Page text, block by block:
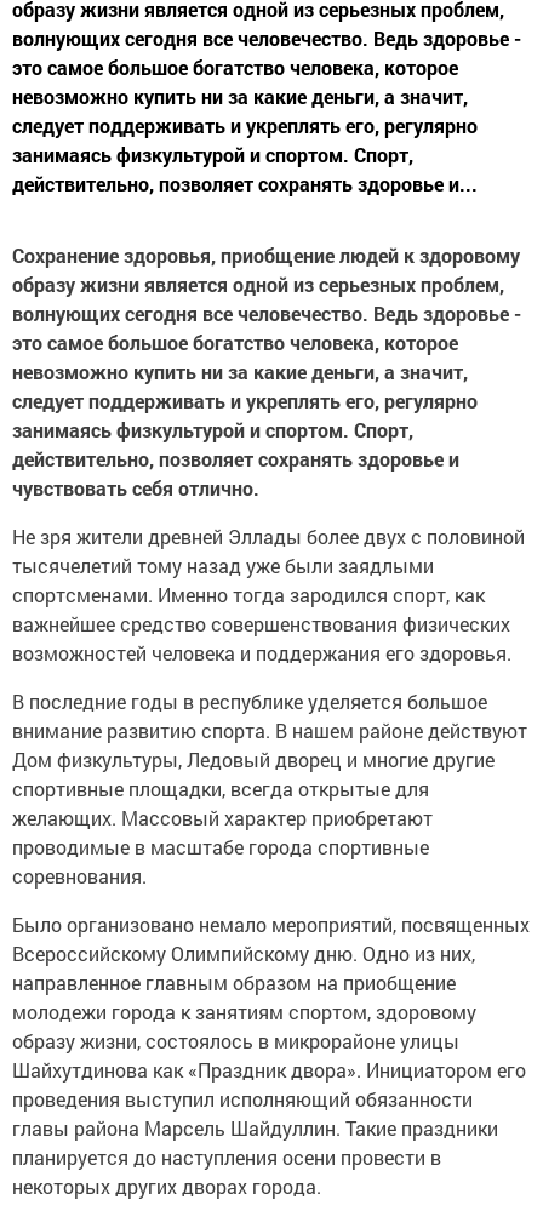
образу жизни является одной из серьезных проблем,
волнующих сегодня все человечество. Ведь здоровье -
это самое большое богатство человека, которое
невозможно купить ни за какие деньги, а значит,
следует поддерживать и укреплять его, регулярно
занимаясь физкультурой и спортом. Спорт,
действительно, позволяет сохранять здоровье и...
Сохранение здоровья, приобщение людей к здоровому
образу жизни является одной из серьезных проблем,
волнующих сегодня все человечество. Ведь здоровье -
это самое большое богатство человека, которое
невозможно купить ни за какие деньги, а значит,
следует поддерживать и укреплять его, регулярно
занимаясь физкультурой и спортом. Спорт,
действительно, позволяет сохранять здоровье и
чувствовать себя отлично.
Не зря жители древней Эллады более двух с половиной
тысячелетий тому назад уже были заядлыми
спортсменами. Именно тогда зародился спорт, как
важнейшее средство совершенствования физических
возможностей человека и поддержания его здоровья.
В последние годы в республике уделяется большое
внимание развитию спорта. В нашем районе действуют
Дом физкультуры, Ледовый дворец и многие другие
спортивные площадки, всегда открытые для
желающих. Массовый характер приобретают
проводимые в масштабе города спортивные
соревнования.
Было организовано немало мероприятий, посвященных
Всероссийскому Олимпийскому дню. Одно из них,
направленное главным образом на приобщение
молодежи города к занятиям спортом, здоровому
образу жизни, состоялось в микрорайоне улицы
Шайхутдинова как «Праздник двора». Инициатором его
проведения выступил исполняющий обязанности
главы района Марсель Шайдуллин. Такие праздники
планируется до наступления осени провести в
некоторых других дворах города.